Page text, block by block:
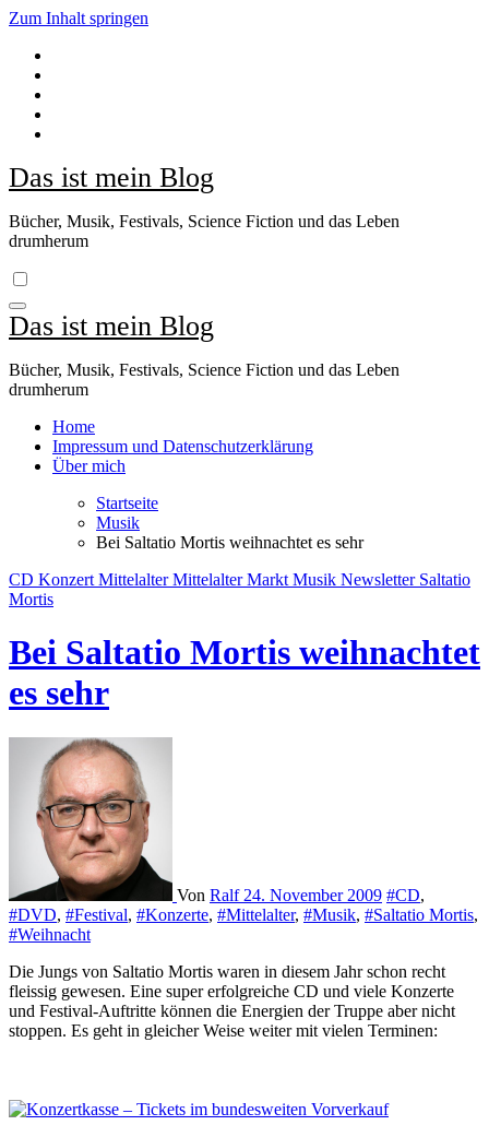
Zum Inhalt springen
Das ist mein Blog
Bücher, Musik, Festivals, Science Fiction und das Leben
drumherum
Das ist mein Blog
Bücher, Musik, Festivals, Science Fiction und das Leben
drumherum
Home
Impressum und Datenschutzerklärung
Über mich
Startseite
Musik
Bei Saltatio Mortis weihnachtet es sehr
CD Konzert MittelalterMittelalter Markt Musik Newsletter Saltatio
Mortis
Bei Saltatio Mortis weihnachtet
es sehr
Von Ralf 24. November 2009 #CD,
#DVD, #Festival, #Konzerte, #Mittelalter, #Musik, #Saltatio Mortis,
#Weihnacht
Die Jungs von Saltatio Mortis waren in diesem Jahr schon recht
fleissig gewesen. Eine super erfolgreiche CD und viele Konzerte
und Festival-Auftritte können die Energien der Truppe aber nicht
stoppen. Es geht in gleicher Weise weiter mit vielen Terminen: